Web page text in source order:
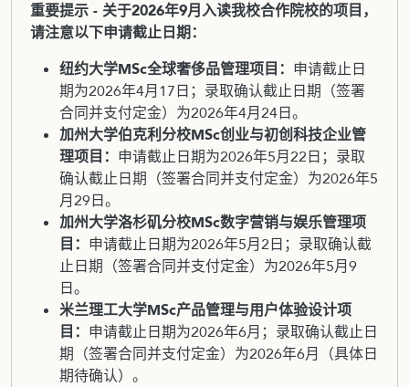
重要提示 - 关于2026年9月入读我校合作院校的项目，
请注意以下申请截止日期：
纽约大学MSc全球奢侈品管理项目： 申请截止日
期为2026年4月17日；录取确认截止日期（签署
合同并支付定金）为2026年4月24日。
加州大学伯克利分校MSc创业与初创科技企业管
理项目： 申请截止日期为2026年5月22日；录取
确认截止日期（签署合同并支付定金）为2026年5
月29日。
加州大学洛杉矶分校MSc数字营销与娱乐管理项
目： 申请截止日期为2026年5月2日；录取确认截
止日期（签署合同并支付定金）为2026年5月9
日。
米兰理工大学MSc产品管理与用户体验设计项
目： 申请截止日期为2026年6月；录取确认截止日
期（签署合同并支付定金）为2026年6月（具体日
期待确认）。